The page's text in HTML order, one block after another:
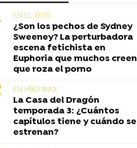
EN EL 3X05
¿Son los pechos de Sydney
Sweeney? La perturbadora
escena fetichista en
Euphoria que muchos creen
que roza el porno
EN HBO MAX
La Casa del Dragón
temporada 3: ¿Cuántos
capítulos tiene y cuándo se
estrenan?